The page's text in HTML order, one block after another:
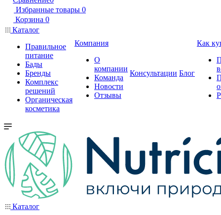
Избранные товары 0
Корзина 0
Каталог
Правильное
питание
Бады
Бренды
Комплекс
решений
Органическая
косметика
Компания
О
компании
Команда
Новости
Отзывы
Консультации Блог
Как
Каталог